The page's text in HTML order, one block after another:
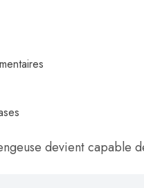
devient